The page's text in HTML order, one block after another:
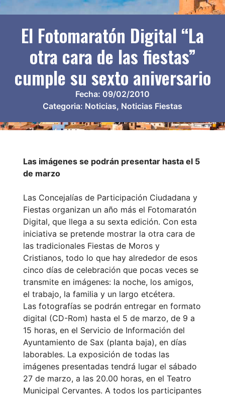
El Fotomaratón Digital “La
otra cara de las fiestas”
cumple su sexto aniversario
Fecha: 09/02/2010
Categoria: Noticias, Noticias Fiestas
Las imágenes se podrán presentar hasta el 5
de marzo
Las Concejalías de Participación Ciudadana y
Fiestas organizan un año más el Fotomaratón
Digital, que llega a su sexta edición. Con esta
iniciativa se pretende mostrar la otra cara de
las tradicionales Fiestas de Moros y
Cristianos, todo lo que hay alrededor de esos
cinco días de celebración que pocas veces se
transmite en imágenes: la noche, los amigos,
el trabajo, la familia y un largo etcétera.
Las fotografías se podrán entregar en formato
digital (CD-Rom) hasta el 5 de marzo, de 9 a
15 horas, en el Servicio de Información del
Ayuntamiento de Sax (planta baja), en días
laborables. La exposición de todas las
imágenes presentadas tendrá lugar el sábado
27 de marzo, a las 20.00 horas, en el Teatro
Municipal Cervantes. A todos los participantes